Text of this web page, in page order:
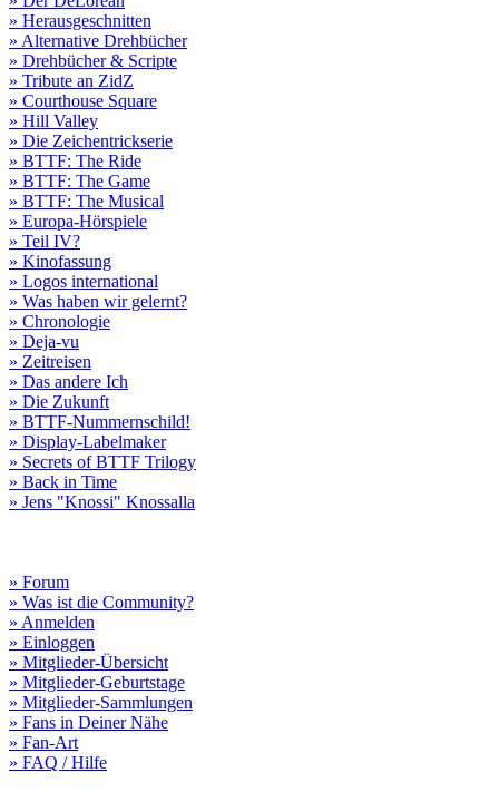
» Herausgeschnitten
» Alternative Drehbücher
» Drehbücher & Scripte
» Tribute an ZidZ
» Courthouse Square
» Hill Valley
» Die Zeichentrickserie
» BTTF: The Ride
» BTTF: The Game
» BTTF: The Musical
» Europa-Hörspiele
» Teil IV?
» Kinofassung
» Logos international
» Was haben wir gelernt?
» Chronologie
» Deja-vu
» Zeitreisen
» Das andere Ich
» Die Zukunft
» BTTF-Nummernschild!
» Display-Labelmaker
» Secrets of BTTF Trilogy
» Back in Time
» Jens "Knossi" Knossalla
» Forum
» Was ist die Community?
» Anmelden
» Einloggen
» Mitglieder-Übersicht
» Mitglieder-Geburtstage
» Mitglieder-Sammlungen
» Fans in Deiner Nähe
» Fan-Art
» FAQ / Hilfe